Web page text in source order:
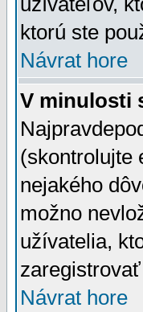
ktorú ste
Návrat hore
V minulosti
(skontrolujte
nejakého
možno
užívatelia,
Návrat hore